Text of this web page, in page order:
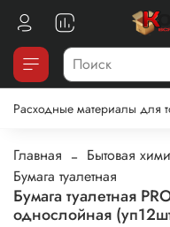
Расходные материалы для
Главная
Бытовая
Бумага туалетная
Бумага туалетная
однослойная